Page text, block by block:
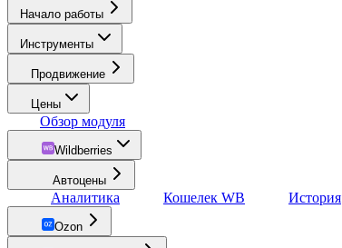
Начало работы
Инструменты
Продвижение
Цены
Обзор модуля
Wildberries
Автоцены
Аналитика Кошелек WB История
Ozon